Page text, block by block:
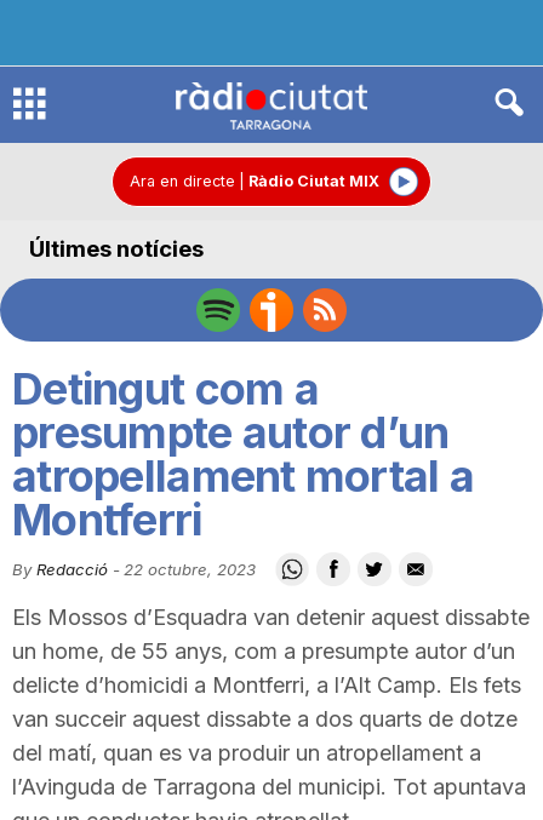
R
d
C
i
u
t
a
Ara en directe Ràdio Ciutat MIX
Últimes notícies
Detingut com a
presumpte autor d’un
atropellament mortal a
Montferri
By Redacció - 22 octubre, 2023
Els Mossos d’Esquadra van detenir aquest dissabte
un home, de 55 anys, com a presumpte autor d’un
delicte d’homicidi a Montferri, a l’Alt Camp. Els fets
van succeir aquest dissabte a dos quarts de dotze
del matí, quan es va produir un atropellament a
l’Avinguda de Tarragona del municipi. Tot apuntava